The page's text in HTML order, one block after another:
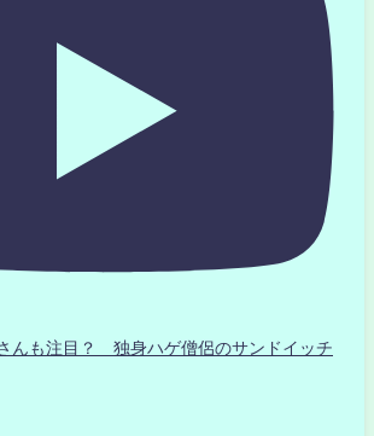
んも注目？ 独身ハゲ僧侶のサンドイッチ